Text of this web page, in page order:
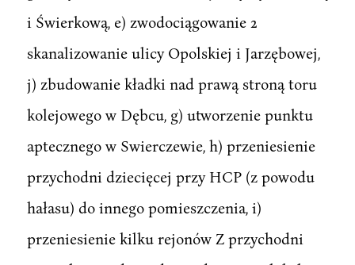
i Świerkową, e) zwodociągowanie 2
skanalizowanie ulicy Opolskiej i Jarzębowej,
j) zbudowanie kładki nad prawą stroną toru
kolejowego w Dębcu, g) utworzenie punktu
aptecznego w Swierczewie, h) przeniesienie
przychodni dziecięcej przy HCP (z powodu
hałasu) do innego pomieszczenia, i)
przeniesienie kilku rejonów Z przychodni